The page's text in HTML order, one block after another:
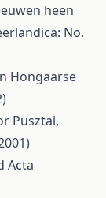
heen
No.
Hongaarse
Pusztai,
Acta